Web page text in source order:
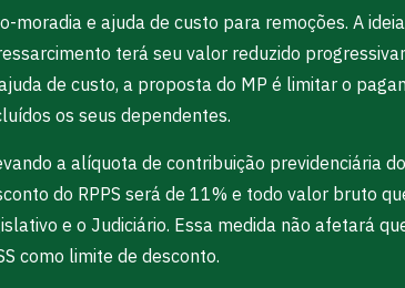
moradia e ajuda de custo para remoções. A
terá seu valor reduzido
de custo, a proposta do MP é limitar o
os seus dependentes.
a alíquota de contribuição previdenciária
do RPPS será de 11% e todo valor bruto
e o Judiciário. Essa medida não afetará
como limite de desconto.